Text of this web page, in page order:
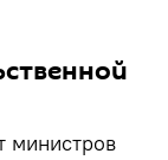
министров